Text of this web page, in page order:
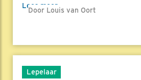
Lees meer
Door Louis van Oort
Lepelaar